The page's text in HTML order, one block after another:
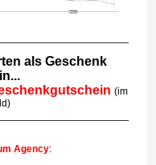
als Geschenk
(im
Agency: